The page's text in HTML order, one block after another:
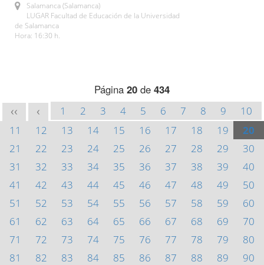
Salamanca (Salamanca)
LUGAR Facultad de Educación de la Universidad
de Salamanca
Hora: 16:30 h.
Página 20 de 434
<< < 1 2 3 4 5 6 7 8 9
10
11
12 13 14 15 16 17 18 19
20
21
22 23 24 25 26 27 28 29
30
31
32 33 34 35 36 37 38 39
40
41
42 43 44 45 46 47 48 49
50
51
52 53 54 55 56 57 58 59
60
61
62 63 64 65 66 67 68 69
70
71
72 73 74 75 76 77 78 79
80
81
82 83 84 85 86 87 88 89
90